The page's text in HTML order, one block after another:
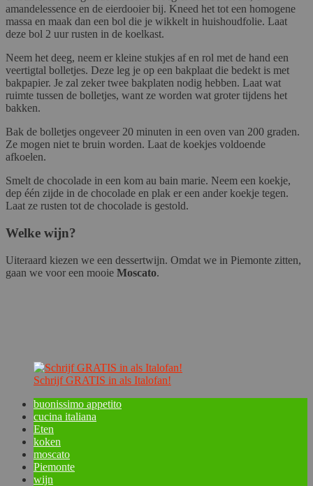
amandelessence en de eierdooier bij. Kneed het tot een homogene
massa en maak dan een bol die je wikkelt in huishoudfolie. Laat
deze bol 2 uur rusten in de koelkast.
Neem het deeg, neem er kleine stukjes af en rol met de hand een
veertigtal bolletjes. Deze leg je op een bakplaat die bedekt is met
bakpapier. Je zal zeker twee bakplaten nodig hebben. Laat wat
ruimte tussen de bolletjes, want ze worden wat groter tijdens het
bakken.
Bak de bolletjes ongeveer 20 minuten in een oven van 200 graden.
Ze mogen niet te bruin worden. Laat de koekjes voldoende
afkoelen.
Smelt de chocolade in een kom au bain marie. Neem een koekje,
dep één zijde in de chocolade en plak er een ander koekje tegen.
Laat ze rusten tot de chocolade is gestold.
Welke wijn?
Uiteraard kiezen we een dessertwijn. Omdat we in Piemonte zitten,
gaan we voor een mooie Moscato.
Schrijf GRATIS in als Italofan!
buonissimo appetito
cucina italiana
Eten
koken
moscato
Piemonte
wijn